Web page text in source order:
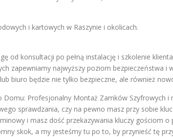
i kartowych w Raszynie i okolicach.
od konsultacji po pełną instalację i szkolenie
zapewniamy najwyższy poziom bezpieczeństwa i
biuro będzie nie tylko bezpieczne, ale również
Profesjonalny Montaż Zamków Szyfrowych i
sprawdzania, czy na pewno masz przy sobie
i masz dość przekazywania kluczy gościom o
skok, a my jesteśmy tu po to, by przynieść tę